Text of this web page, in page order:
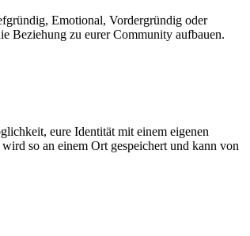
Emotional, Vordergründig oder
Beziehung zu eurer Community aufbauen.
eure Identität mit einem eigenen
so an einem Ort gespeichert und kann von